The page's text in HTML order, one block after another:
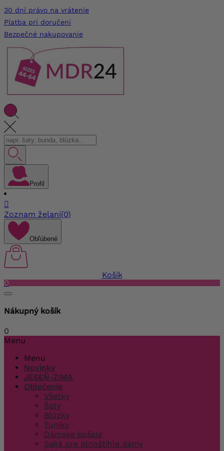
30 dní právo na vrátenie
Platba pri doručení
Bezpečné nakupovanie
Profil

Zoznam želaní(0)
Obľúbené
Košík
0
Nákupný košík
0
Menu
Menu
Novinky
JESEŇ-ZIMA
Oblečenie
Všetky
Šaty
Blúzky
Tuniky
Dámske košele
Saká pre plnoštíhle dámy